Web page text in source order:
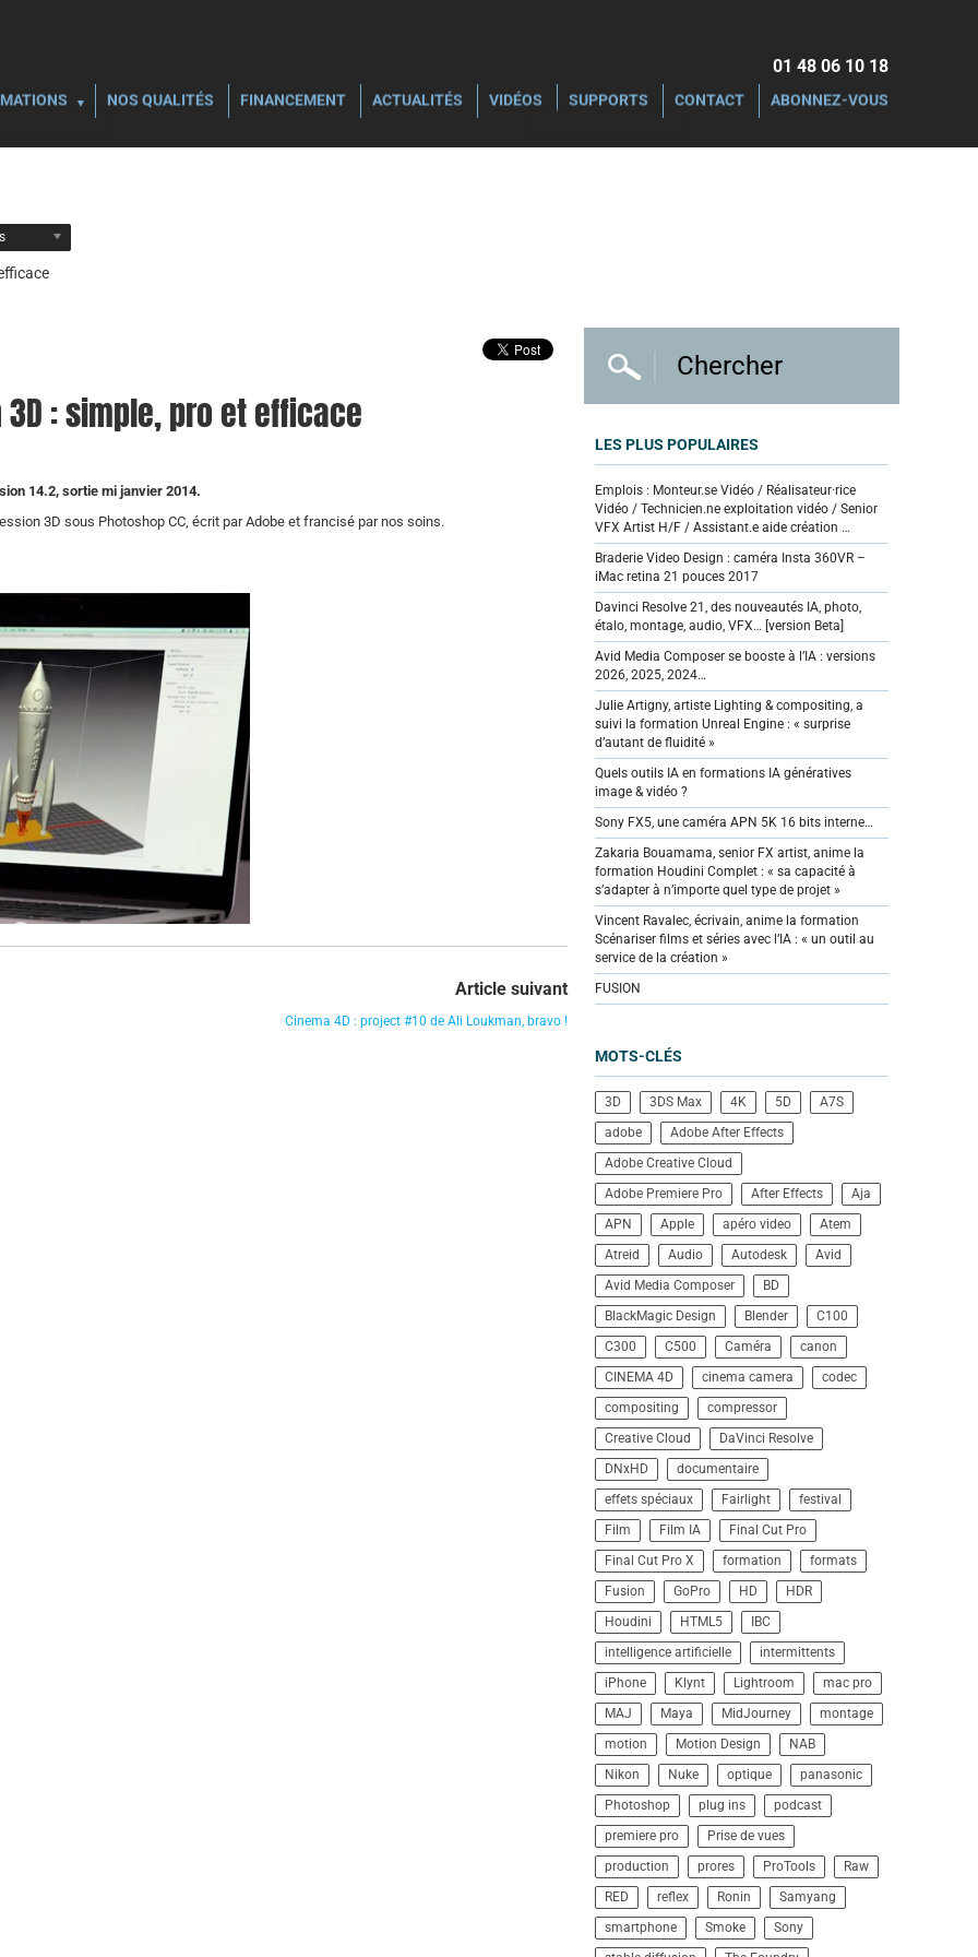
01 48 06 10 18‬
NOS QUALITÉS FINANCEMENT ACTUALITÉS VIDÉOS SUPPORTS CONTACT ABONNEZ-VOUS
: simple, pro et efficace
14.2, sortie mi janvier 2014.
3D sous Photoshop CC, écrit par Adobe et francisé par nos soins.
Article suivant
Cinema 4D : project #10 de Ali Loukman, bravo !
LES PLUS POPULAIRES
Emplois : Monteur.se Vidéo / Réalisateur·rice
Vidéo / Technicien.ne exploitation vidéo / Senior
VFX Artist H/F / Assistant.e aide création …
Braderie Video Design : caméra Insta 360VR –
iMac retina 21 pouces 2017
Davinci Resolve 21, des nouveautés IA, photo,
étalo, montage, audio, VFX… [version Beta]
Avid Media Composer se booste à l’IA : versions
2026, 2025, 2024…
Julie Artigny, artiste Lighting & compositing, a
suivi la formation Unreal Engine : « surprise
d’autant de fluidité »
Quels outils IA en formations IA génératives
image & vidéo ?
Sony FX5, une caméra APN 5K 16 bits interne…
Zakaria Bouamama, senior FX artist, anime la
formation Houdini Complet : « sa capacité à
s’adapter à n’importe quel type de projet »
Vincent Ravalec, écrivain, anime la formation
Scénariser films et séries avec l’IA : « un outil au
service de la création »
FUSION
MOTS-CLÉS
3D 3DS Max 4K 5D
A7S
adobe
Adobe After Effects
Adobe Creative Cloud
Adobe Premiere Pro
After Effects
Aja
APN
Apple apéro video
Atem
Atreid
Audio Autodesk
Avid
Avid Media Composer
BD
BlackMagic Design
Blender
C100
C300
C500 Caméra
canon
CINEMA 4D
cinema camera
codec
compositing
compressor
Creative Cloud
DaVinci Resolve
DNxHD
documentaire
effets spéciaux
Fairlight
festival
Film
Film IA
Final Cut Pro
Final Cut Pro X
formation
formats
Fusion
GoPro HD
HDR
Houdini
HTML5
IBC
intelligence artificielle
intermittents
iPhone
Klynt Lightroom
mac pro
MAJ
Maya MidJourney
montage
motion
Motion Design
NAB
Nikon
Nuke optique
panasonic
Photoshop
plug ins
podcast
premiere pro
Prise de vues
production
prores ProTools
Raw
RED
reflex Ronin
Samyang
smartphone
Smoke
Sony